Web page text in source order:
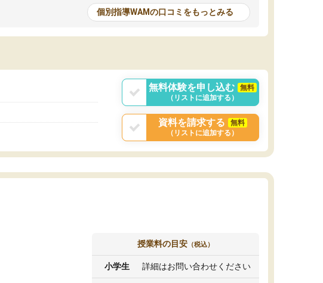
たことも成績向上に繋がったと感
講師の方々も親しみやすく、進路
WAMで勉強していたおかげで学年でも上位の成
績を残していました。当時、起立性調節障害で
個別指導WAMの口コミをもっとみる
無料体験を申し込む
無料
（リストに追加する）
資料を請求する
無料
（リストに追加する）
授業料の目安 （税込）
小学生 詳細はお問い合わせください